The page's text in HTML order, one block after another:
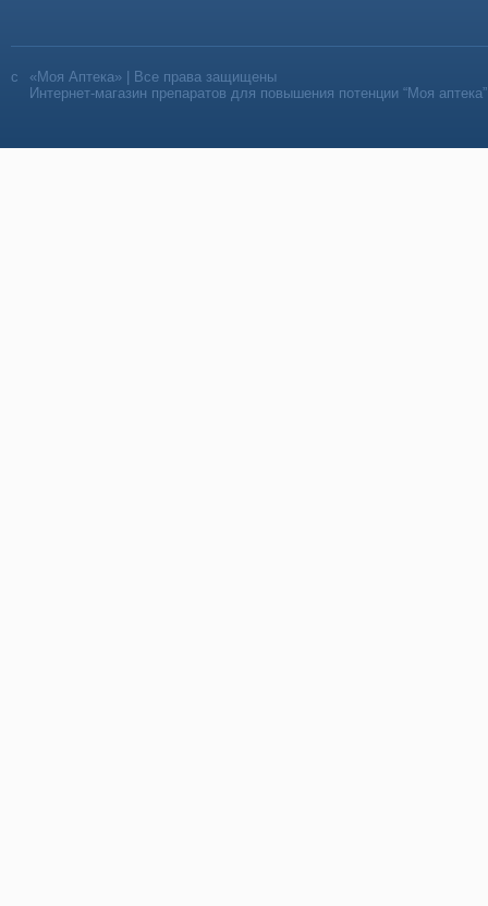
«Моя Аптека» | Все права защищены
Интернет-магазин препаратов для повышения потенции “Моя